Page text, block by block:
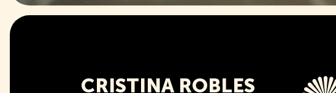
CRISTINA ROBLES